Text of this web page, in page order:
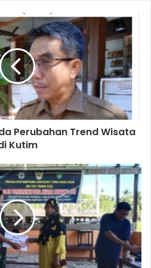
Perubahan Trend Wisata
Kutim